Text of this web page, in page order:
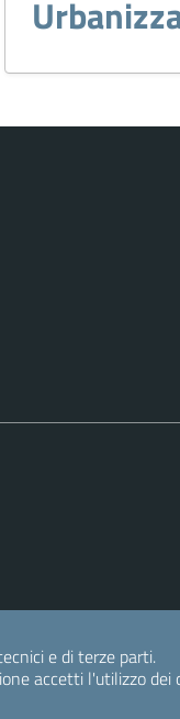
e di terze parti.
accetti l'utilizzo dei